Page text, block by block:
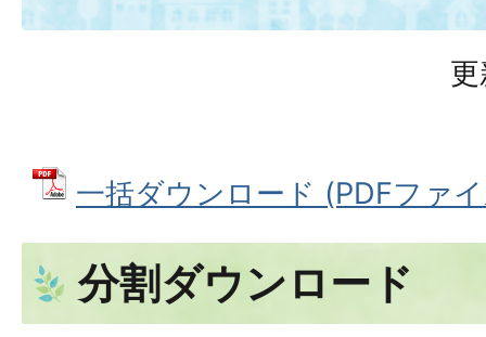
一括ダウンロード (PDFファ
分割ダウンロード